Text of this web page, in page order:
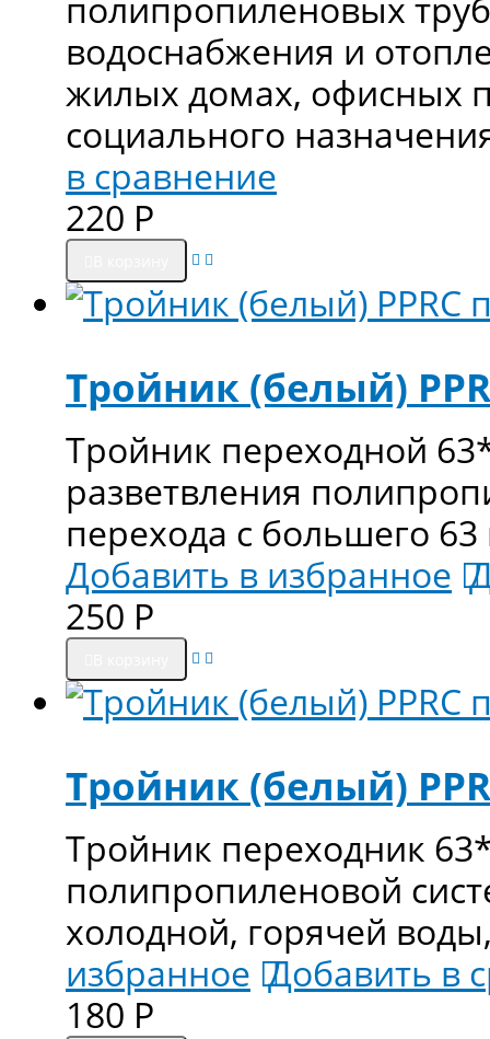
водоснабжения и
жилых домах, офисных
социального
в сравнение
220 Р
Тройник (белый)
Тройник переходной
разветвления
перехода с большего
Добавить в избранное
250 Р
Тройник (белый)
Тройник переходник
полипропиленовой
холодной, горячей
избранное Добавить в
180 Р